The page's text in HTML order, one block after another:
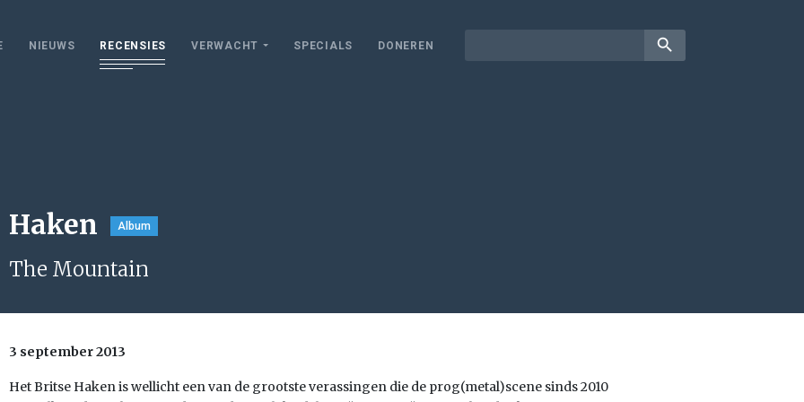
NIEUWS RECENSIES VERWACHT SPECIALS DONEREN search
Haken Album
The Mountain
3 september 2013
Het Britse Haken is wellicht een van de grootste verassingen die de prog(metal)scene sinds 2010